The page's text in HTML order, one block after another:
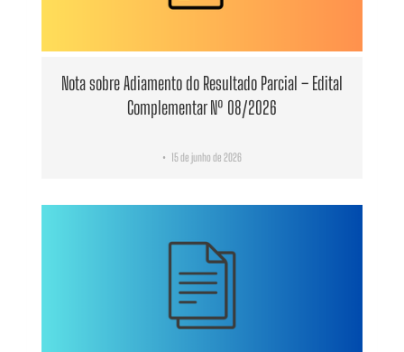
Nota sobre Adiamento do Resultado Parcial – Edital
Complementar Nº 08/2026
• 15 de junho de 2026